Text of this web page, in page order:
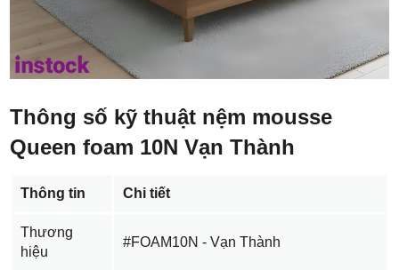
Thông số kỹ thuật nệm mousse
Queen foam 10N Vạn Thành
Thông tin Chi tiết
Thương
hiệu
#FOAM10N - Vạn Thành